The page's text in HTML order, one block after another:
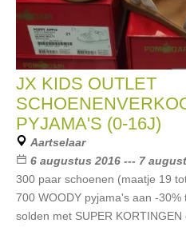
JX KIDS OUTLET
PYJAMA'S (0-16J)
Aartselaar
6 augustus 2016 --- 7
300 paar schoenen (maatje 19
700 WOODY pyjama's aan -
solden met SUPER